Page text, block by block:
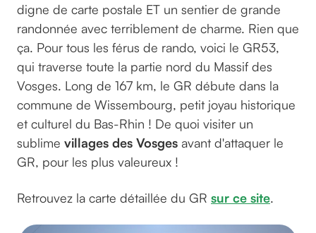
digne de carte postale ET un sentier de grande
randonnée avec terriblement de charme. Rien que
ça. Pour tous les férus de rando, voici le GR53,
qui traverse toute la partie nord du Massif des
Vosges. Long de 167 km, le GR débute dans la
commune de Wissembourg, petit joyau historique
et culturel du Bas-Rhin ! De quoi visiter un
sublime villages des Vosges avant d'attaquer le
GR, pour les plus valeureux !
Retrouvez la carte détaillée du GR sur ce site.